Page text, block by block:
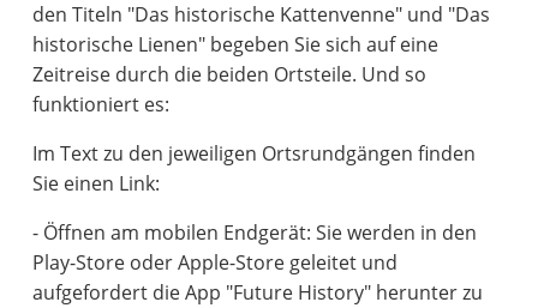
den Titeln "Das historische Kattenvenne" und "Das
historische Lienen" begeben Sie sich auf eine
Zeitreise durch die beiden Ortsteile. Und so
funktioniert es:
Im Text zu den jeweiligen Ortsrundgängen finden
Sie einen Link:
- Öffnen am mobilen Endgerät: Sie werden in den
Play-Store oder Apple-Store geleitet und
aufgefordert die App "Future History" herunter zu